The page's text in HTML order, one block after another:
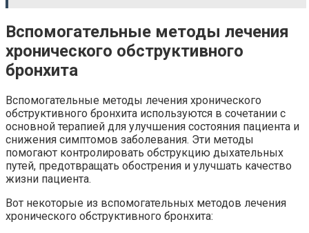
Вспомогательные методы лечения
хронического обструктивного
бронхита
Вспомогательные методы лечения хронического
обструктивного бронхита используются в сочетании с
основной терапией для улучшения состояния пациента и
снижения симптомов заболевания. Эти методы
помогают контролировать обструкцию дыхательных
путей, предотвращать обострения и улучшать качество
жизни пациента.
Вот некоторые из вспомогательных методов лечения
хронического обструктивного бронхита: